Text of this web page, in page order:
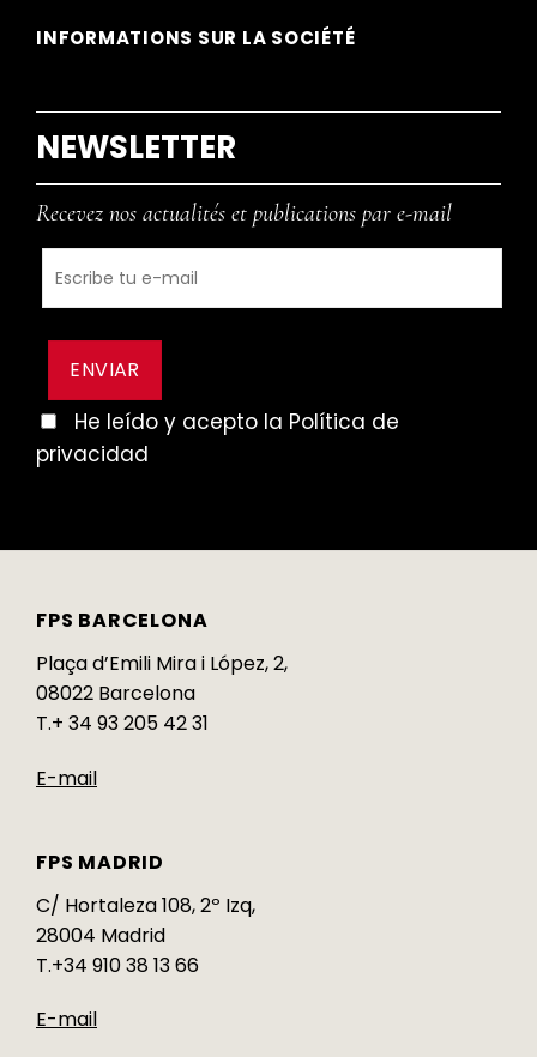
INFORMATIONS SUR LA SOCIÉTÉ
NEWSLETTER
Recevez nos actualités et publications par e-mail
He leído y acepto la Política de
privacidad
FPS BARCELONA
Plaça d’Emili Mira i López, 2,
08022 Barcelona
T.+ 34 93 205 42 31
E-mail
FPS MADRID
C/ Hortaleza 108, 2º Izq,
28004 Madrid
T.+34 910 38 13 66
E-mail